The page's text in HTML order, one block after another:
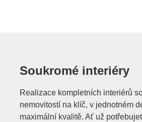
Soukromé interiéry
Realizace kompletních interiérů
nemovitostí na klíč, v jednotném
maximální kvalitě. Ať už